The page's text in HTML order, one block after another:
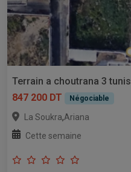
Terrain a choutrana 3 tunis
847 200 DT
Négociable
La Soukra,Ariana
Cette semaine